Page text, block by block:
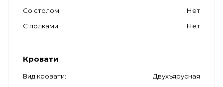
Со столом
Нет
С полками
Нет
Кровати
Вид кровати
Двухъярусная